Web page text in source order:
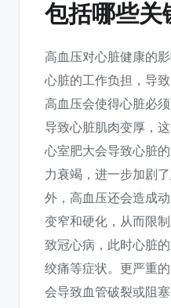
包括哪些关
高血压对心脏健康的
心脏的工作负担，导
高血压会使得心脏必
导致心脏肌肉变厚，
心室肥大会导致心脏
力衰竭，进一步加剧
外，高血压还会造成
变窄和硬化，从而限
致冠心病，此时心脏
绞痛等症状。更严重
会导致血管破裂或阻